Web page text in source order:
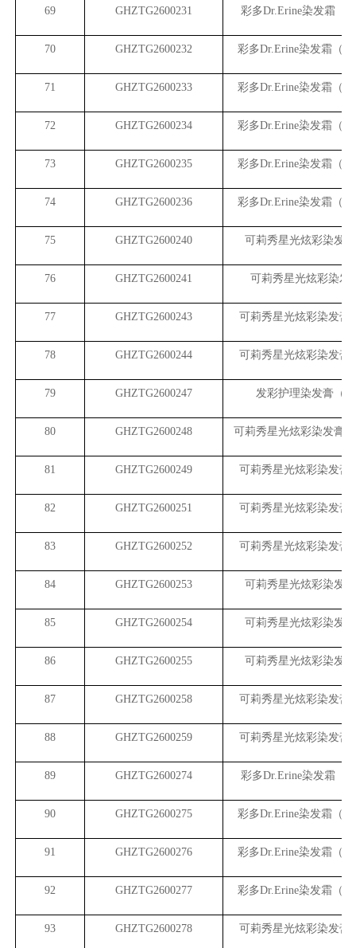
69 GHZTG2600231 彩多Dr.Erine染发霜（
70 GHZTG2600232 彩多Dr.Erine染发霜（
71 GHZTG2600233 彩多Dr.Erine染发霜（
72 GHZTG2600234 彩多Dr.Erine染发霜（
73 GHZTG2600235 彩多Dr.Erine染发霜（
74 GHZTG2600236 彩多Dr.Erine染发霜（
75 GHZTG2600240 可莉秀星光炫彩染发
76 GHZTG2600241 可莉秀星光炫彩染发
77 GHZTG2600243 可莉秀星光炫彩染发膏
78 GHZTG2600244 可莉秀星光炫彩染发膏
79 GHZTG2600247 发彩护理染发膏（
80 GHZTG2600248 可莉秀星光炫彩染发膏
81 GHZTG2600249 可莉秀星光炫彩染发膏
82 GHZTG2600251 可莉秀星光炫彩染发膏
83 GHZTG2600252 可莉秀星光炫彩染发膏
84 GHZTG2600253 可莉秀星光炫彩染发
85 GHZTG2600254 可莉秀星光炫彩染发
86 GHZTG2600255 可莉秀星光炫彩染发
87 GHZTG2600258 可莉秀星光炫彩染发膏
88 GHZTG2600259 可莉秀星光炫彩染发膏
89 GHZTG2600274 彩多Dr.Erine染发霜（
90 GHZTG2600275 彩多Dr.Erine染发霜（
91 GHZTG2600276 彩多Dr.Erine染发霜（
92 GHZTG2600277 彩多Dr.Erine染发霜（
93 GHZTG2600278 可莉秀星光炫彩染发膏